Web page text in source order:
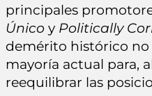
principales
Único y Politically
demérito histórico
mayoría actual para,
reequilibrar las